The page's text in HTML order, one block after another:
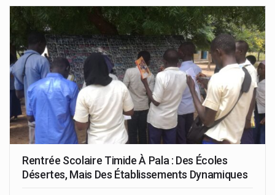
Rentrée Scolaire Timide À Pala : Des Écoles
Désertes, Mais Des Établissements Dynamiques